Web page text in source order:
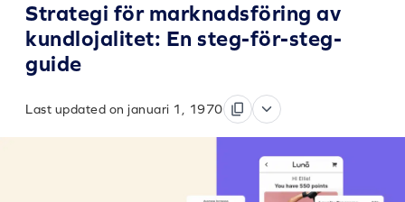
Strategi för marknadsföring av
kundlojalitet: En steg-för-steg-
guide
Last updated on januari 1, 1970